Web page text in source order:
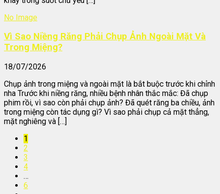
No Image
Vì Sao Niềng Răng Phải Chụp Ảnh Ngoài Mặt Và
Trong Miệng?
18/07/2026
Chụp ảnh trong miệng và ngoài mặt là bắt buộc trước khi chỉnh
nha Trước khi niềng răng, nhiều bệnh nhân thắc mắc: Đã chụp
phim rồi, vì sao còn phải chụp ảnh? Đã quét răng ba chiều, ảnh
trong miệng còn tác dụng gì? Vì sao phải chụp cả mặt thẳng,
mặt nghiêng và […]
1
2
3
4
…
6